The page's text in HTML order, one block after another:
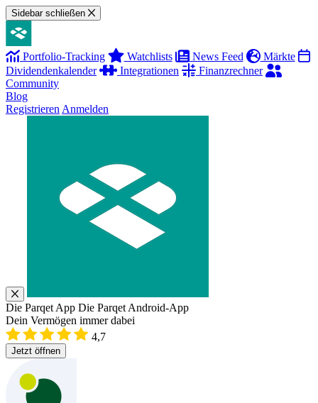
Sidebar schließen
Portfolio-Tracking Watchlists News Feed
Märkte
Dividendenkalender
Integrationen
Finanzrechner
Community
Blog
Registrieren Anmelden
Die Parqet App Die Parqet Android-App
Dein Vermögen immer dabei
4,7
Jetzt öffnen